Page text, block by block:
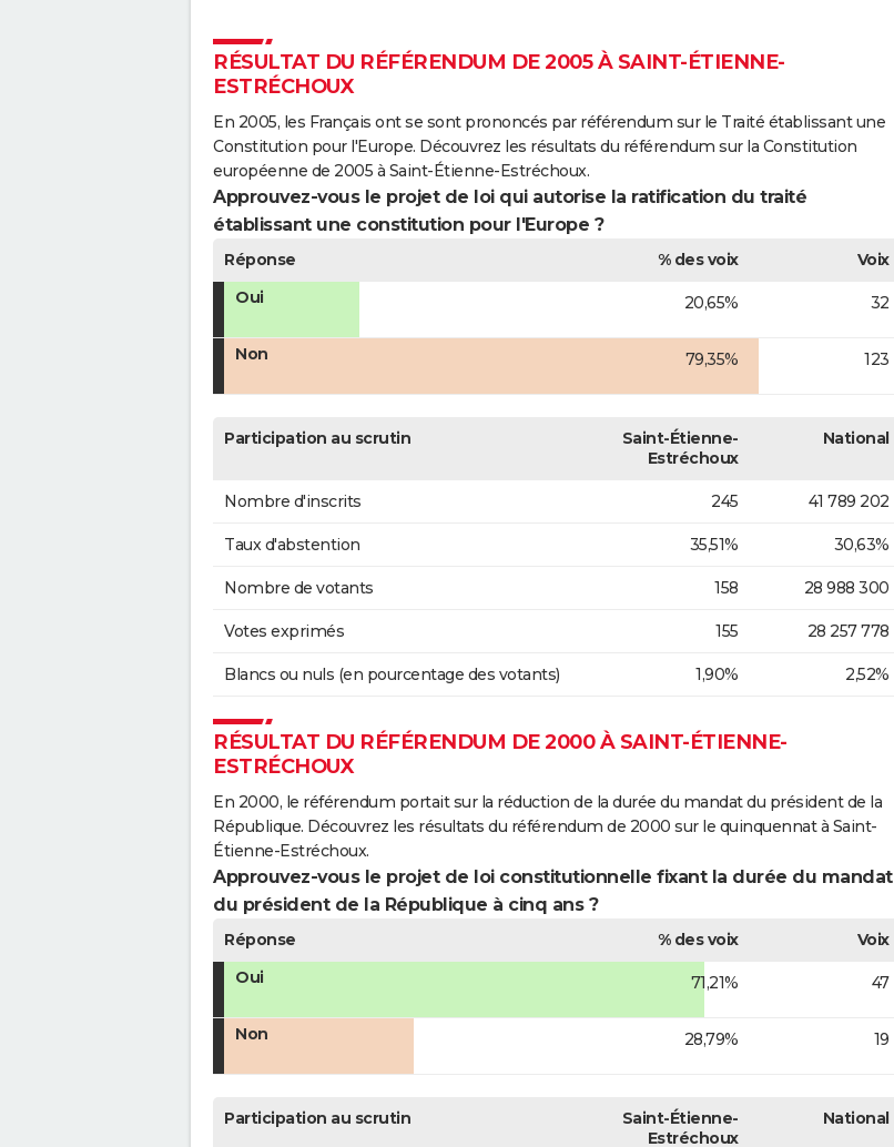
RÉSULTAT DU RÉFÉRENDUM DE 2005 À SAINT-ÉTIENNE-
ESTRÉCHOUX
En 2005, les Français ont se sont prononcés par référendum sur le Traité établissant une
Constitution pour l'Europe. Découvrez les résultats du référendum sur la Constitution
européenne de 2005 à Saint-Étienne-Estréchoux.
Approuvez-vous le projet de loi qui autorise la ratification du traité
établissant une constitution pour l'Europe ?
Réponse % des voix
Voix
Oui
20,65% 32
Non 79,35% 123
Participation au scrutin
Saint-Étienne-
Estréchoux
National
Nombre d'inscrits 245 41 789 202
Taux d'abstention 35,51% 30,63%
Nombre de votants 158 28 988 300
Votes exprimés 155 28 257 778
Blancs ou nuls (en pourcentage des votants) 1,90% 2,52%
RÉSULTAT DU RÉFÉRENDUM DE 2000 À SAINT-ÉTIENNE-
ESTRÉCHOUX
En 2000, le référendum portait sur la réduction de la durée du mandat du président de la
République. Découvrez les résultats du référendum de 2000 sur le quinquennat à Saint-
Étienne-Estréchoux.
Approuvez-vous le projet de loi constitutionnelle fixant la durée du mandat
du président de la République à cinq ans ?
Réponse % des voix
Voix
Oui
71,21% 47
Non 28,79% 19
Participation au scrutin
Saint-Étienne-
Estréchoux
National